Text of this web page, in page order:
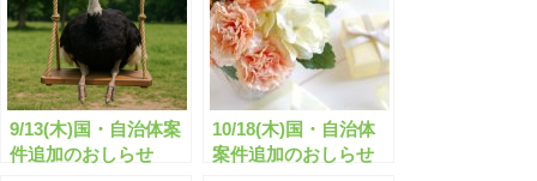
9/13(木)国・自治体案
件追加のおしらせ
10/18(木)国・自治体
案件追加のおしらせ